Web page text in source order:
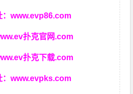
：www.evp86.com
扑克官网.com
扑克下载.com
：www.evpks.com